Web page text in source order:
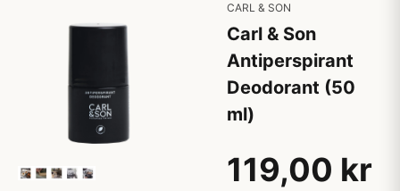
CARL & SON
Carl & Son
Antiperspirant
Deodorant (50
ml)
119,00 kr